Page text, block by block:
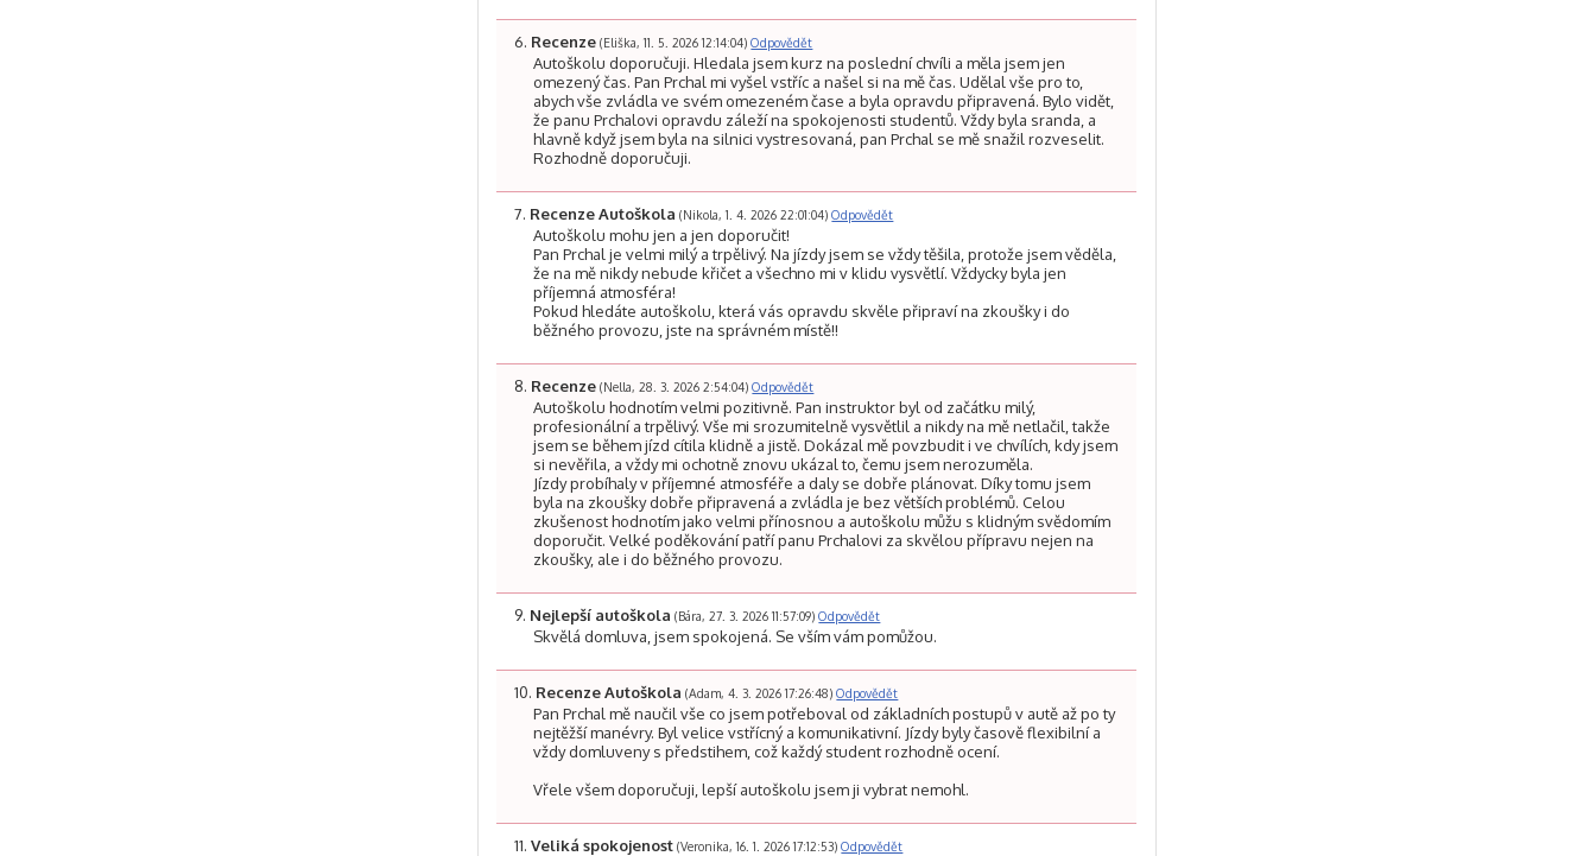
Recenze(Eliška, 11. 5. 2026 12:14:04) Odpovědět
Autoškolu doporučuji. Hledala jsem kurz na poslední chvíli a měla jsem jen
omezený čas. Pan Prchal mi vyšel vstříc a našel si na mě čas. Udělal vše pro to,
abych vše zvládla ve svém omezeném čase a byla opravdu připravená. Bylo vidět,
že panu Prchalovi opravdu záleží na spokojenosti studentů. Vždy byla sranda, a
hlavně když jsem byla na silnici vystresovaná, pan Prchal se mě snažil rozveselit.
Rozhodně doporučuji.
Recenze Autoškola(Nikola, 1. 4. 2026 22:01:04) Odpovědět
Autoškolu mohu jen a jen doporučit!
Pan Prchal je velmi milý a trpělivý. Na jízdy jsem se vždy těšila, protože jsem věděla,
že na mě nikdy nebude křičet a všechno mi v klidu vysvětlí. Vždycky byla jen
příjemná atmosféra!
Pokud hledáte autoškolu, která vás opravdu skvěle připraví na zkoušky i do
běžného provozu, jste na správném místě!!
Recenze(Nella, 28. 3. 2026 2:54:04) Odpovědět
Autoškolu hodnotím velmi pozitivně. Pan instruktor byl od začátku milý,
profesionální a trpělivý. Vše mi srozumitelně vysvětlil a nikdy na mě netlačil, takže
jsem se během jízd cítila klidně a jistě. Dokázal mě povzbudit i ve chvílích, kdy jsem
si nevěřila, a vždy mi ochotně znovu ukázal to, čemu jsem nerozuměla.
Jízdy probíhaly v příjemné atmosféře a daly se dobře plánovat. Díky tomu jsem
byla na zkoušky dobře připravená a zvládla je bez větších problémů. Celou
zkušenost hodnotím jako velmi přínosnou a autoškolu můžu s klidným svědomím
doporučit. Velké poděkování patří panu Prchalovi za skvělou přípravu nejen na
zkoušky, ale i do běžného provozu.
Nejlepší autoškola(Bára, 27. 3. 2026 11:57:09) Odpovědět
Skvělá domluva, jsem spokojená. Se vším vám pomůžou.
Recenze Autoškola(Adam, 4. 3. 2026 17:26:48) Odpovědět
Pan Prchal mě naučil vše co jsem potřeboval od základních postupů v autě až po ty
nejtěžší manévry. Byl velice vstřícný a komunikativní. Jízdy byly časově flexibilní a
vždy domluveny s předstihem, což každý student rozhodně ocení.
Vřele všem doporučuji, lepší autoškolu jsem ji vybrat nemohl.
Veliká spokojenost(Veronika, 16. 1. 2026 17:12:53) Odpovědět